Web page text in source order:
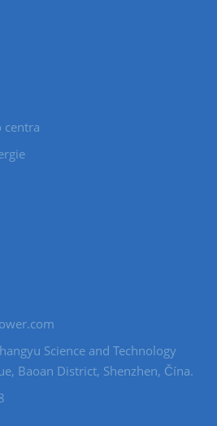
centra
Science and Technology
Baoan District, Shenzhen, Čína.